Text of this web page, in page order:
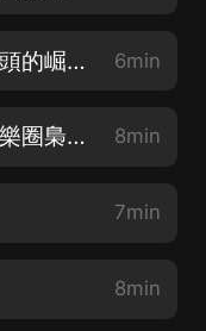
重生風華時代 003集 商業巨頭的崛起之路 6min
重生風華時代 004集 收聽娛樂圈梟雄的誕生 8min
7min
8min